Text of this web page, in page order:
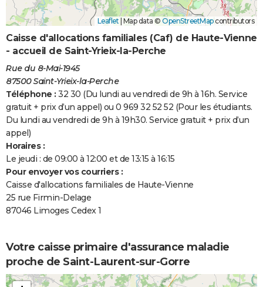
Leaflet | Map data © OpenStreetMapcontributors
Caisse d'allocations familiales (Caf) de Haute-Vienne
- accueil de Saint-Yrieix-la-Perche
Rue du 8-Mai-1945
87500 Saint-Yrieix-la-Perche
Téléphone : 32 30 (Du lundi au vendredi de 9h à 16h. Service
gratuit + prix d’un appel) ou 0 969 32 52 52 (Pour les étudiants.
Du lundi au vendredi de 9h à 19h30. Service gratuit + prix d’un
appel)
Horaires :
Le jeudi : de 09:00 à 12:00 et de 13:15 à 16:15
Pour envoyer vos courriers :
Caisse d'allocations familiales de Haute-Vienne
25 rue Firmin-Delage
87046 Limoges Cedex 1
Votre caisse primaire d'assurance maladie
proche de Saint-Laurent-sur-Gorre